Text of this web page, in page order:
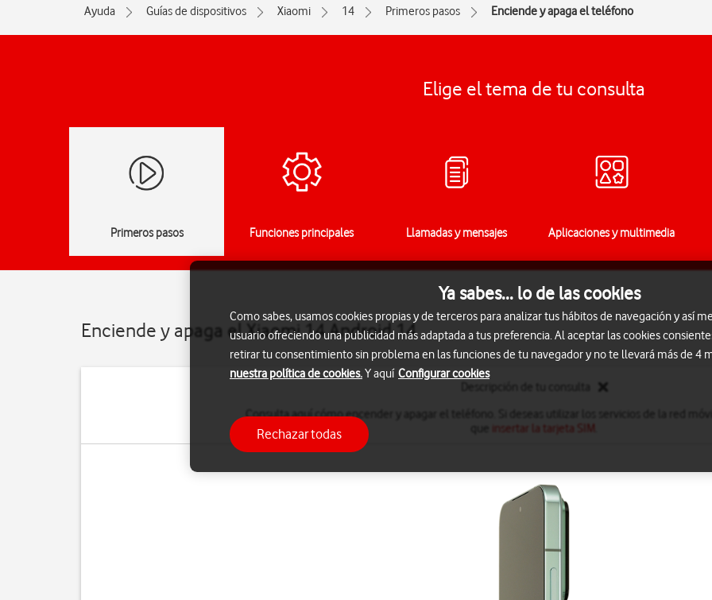
Ayuda Guías de dispositivos Xiaomi 14 Primeros pasos Enciende y apaga el teléfono
Elige el tema de tu consulta
Primeros pasos Funciones principales Llamadas y mensajes Aplicaciones y multimedia
Enciende y apaga el Xiaomi 14 Android 14
Consulta aquí cómo encender y apagar el teléfono. Si deseas utilizar los servicios de la red
insertar la tarjeta SIM
Ya sabes... lo de las cookies
Como sabes, usamos cookies propias y de terceros para analizar tus hábitos de navegación y así
usuario ofreciendo una publicidad más adaptada a tus preferencia. Al aceptar las cookies
retirar tu consentimiento sin problema en las funciones de tu navegador y no te llevará más de 4
nuestra política de cookies.Y aquí Configurar cookies
Rechazar todas